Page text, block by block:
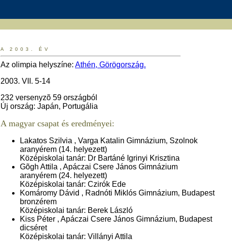
A 2003. ÉV
Az olimpia helyszíne: Athén, Görögország.
2003. VII. 5-14
232 versenyzõ 59 országból
Új ország: Japán, Portugália
A magyar csapat és eredményei:
Lakatos Szilvia , Varga Katalin Gimnázium, Szolnok
aranyérem (14. helyezett)
Középiskolai tanár: Dr Bartáné Igrinyi Krisztina
Gõgh Attila , Apáczai Csere János Gimnázium
aranyérem (24. helyezett)
Középiskolai tanár: Czirók Ede
Komáromy Dávid , Radnóti Miklós Gimnázium, Budapest
bronzérem
Középiskolai tanár: Berek László
Kiss Péter , Apáczai Csere János Gimnázium, Budapest
dicséret
Középiskolai tanár: Villányi Attila